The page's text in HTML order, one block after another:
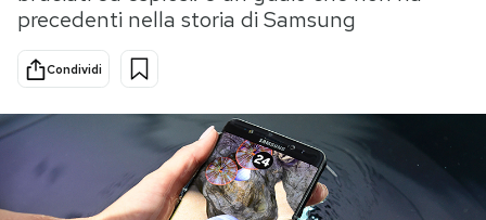
Cultura
Economia
Europa
PODCAST
precedenti nella storia di Samsung
Condividi